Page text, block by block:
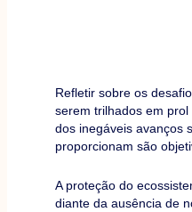
Refletir sobre os
serem trilhados em
dos inegáveis avanços
proporcionam são
A proteção do
diante da ausência de